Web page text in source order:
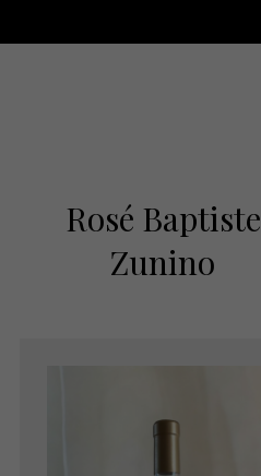
Rosé Baptiste
Zunino